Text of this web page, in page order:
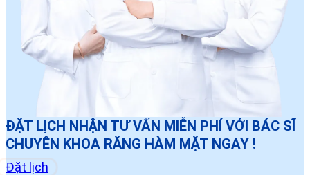
ĐẶT LỊCH NHẬN TƯ VẤN MIỄN PHÍ VỚI BÁC SĨ
CHUYÊN KHOA RĂNG HÀM MẶT NGAY !
Đặt lịch